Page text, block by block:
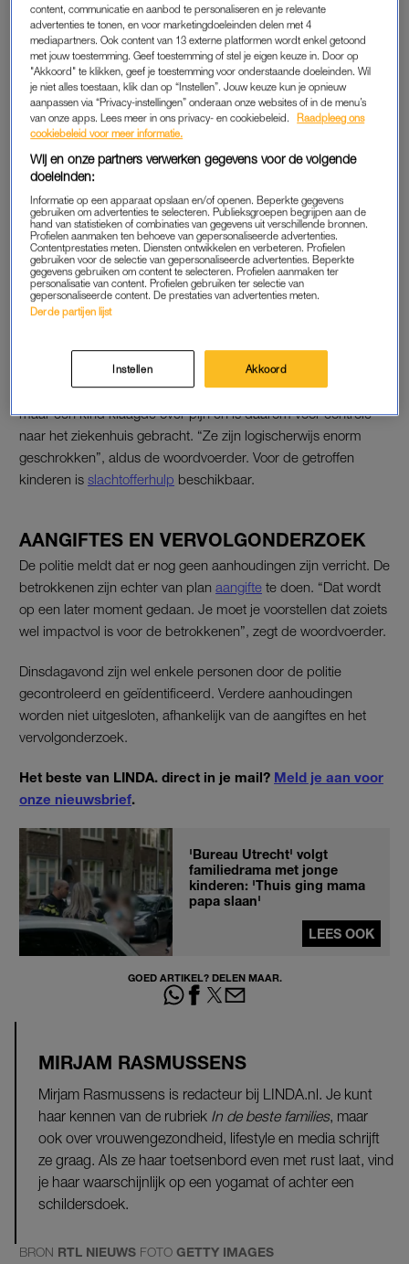
vanwege de beroving. In de omgeving van het Engelandpark
en de Londenstraat werd gezocht naar een groep van
ongeveer tien jongens, tussen de 15 en 16 jaar oud, gekleed in
zwarte kleding en met skeletmaskers.
Een politiewoordvoerder bevestigt aanRTL Nieuwsdat het
ging om “ongeveer tien personen met gezichtsbedekking.”
58-jarige Linda in bijzijn van
kleinkinderen beroofd van
gouden ketting
LEES OOK
Volgens de woordvoerder zijn de kinderen tijdens de beroving
ook op de grond geduwd. Ze raakten daarbij niet gewond,
maar één kind klaagde over pijn en is daarom voor controle
naar het ziekenhuis gebracht. “Ze zijn logischerwijs enorm
geschrokken”, aldus de woordvoerder. Voor de getroffen
kinderen is slachtofferhulp beschikbaar.
AANGIFTES EN VERVOLGONDERZOEK
De politie meldt dat er nog geen aanhoudingen zijn verricht. De
betrokkenen zijn echter van plan aangifte te doen. “Dat wordt
op een later moment gedaan. Je moet je voorstellen dat zoiets
wel impactvol is voor de betrokkenen”, zegt de woordvoerder.
Dinsdagavond zijn wel enkele personen door de politie
gecontroleerd en geïdentificeerd. Verdere aanhoudingen
worden niet uitgesloten, afhankelijk van de aangiftes en het
vervolgonderzoek.
Het beste van LINDA. direct in je mail? Meld je aan voor
onze nieuwsbrief.
'Bureau Utrecht' volgt
familiedrama met jonge
kinderen: 'Thuis ging mama
papa slaan'
LEES OOK
GOED ARTIKEL? DELEN MAAR.
MIRJAM RASMUSSENS
Mirjam Rasmussens is redacteur bij LINDA.nl. Je kunt
haar kennen van de rubriek In de beste families, maar
ook over vrouwengezondheid, lifestyle en media schrijft
ze graag. Als ze haar toetsenbord even met rust laat, vind
je haar waarschijnlijk op een yogamat of achter een
schildersdoek.
BRON RTL NIEUWS FOTO GETTY IMAGES
content, communicatie en aanbod te personaliseren en je relevante
advertenties te tonen, en voor marketingdoeleinden delen met 4
mediapartners. Ook content van 13 externe platformen wordt enkel getoond
met jouw toestemming. Geef toestemming of stel je eigen keuze in. Door op
"Akkoord" te klikken, geef je toestemming voor onderstaande doeleinden. Wil
je niet alles toestaan, klik dan op “Instellen”. Jouw keuze kun je opnieuw
aanpassen via “Privacy-instellingen” onderaan onze websites of in de menu’s
van onze apps. Lees meer in ons privacy- en cookiebeleid.
Raadpleeg ons
cookiebeleid voor meer informatie.
Wij en onze partners verwerken gegevens voor de volgende
doeleinden:
Informatie op een apparaat opslaan en/of openen. Beperkte gegevens
gebruiken om advertenties te selecteren. Publieksgroepen begrijpen aan de
hand van statistieken of combinaties van gegevens uit verschillende bronnen.
Profielen aanmaken ten behoeve van gepersonaliseerde advertenties.
Contentprestaties meten. Diensten ontwikkelen en verbeteren. Profielen
gebruiken voor de selectie van gepersonaliseerde advertenties. Beperkte
gegevens gebruiken om content te selecteren. Profielen aanmaken ter
personalisatie van content. Profielen gebruiken ter selectie van
gepersonaliseerde content. De prestaties van advertenties meten.
Derde partijen lijst
Instellen Akkoord